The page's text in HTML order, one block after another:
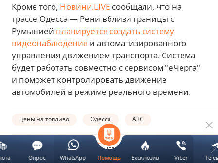
Кроме того, Новини.LIVE сообщали, что на
трассе Одесса — Рени вблизи границы с
Румынией планируется создать систему
видеонаблюдения и автоматизированного
управления движением транспорта. Система
будет работать совместно с сервисом "еЧерга"
и поможет контролировать движение
автомобилей в режиме реального времени.
цены на топливо Одесса АЗС
Автор: ВЫБЕРИ НОВИНИ.LIVE В
Помощь Ексклюзив Viber
Опрос WhatsApp